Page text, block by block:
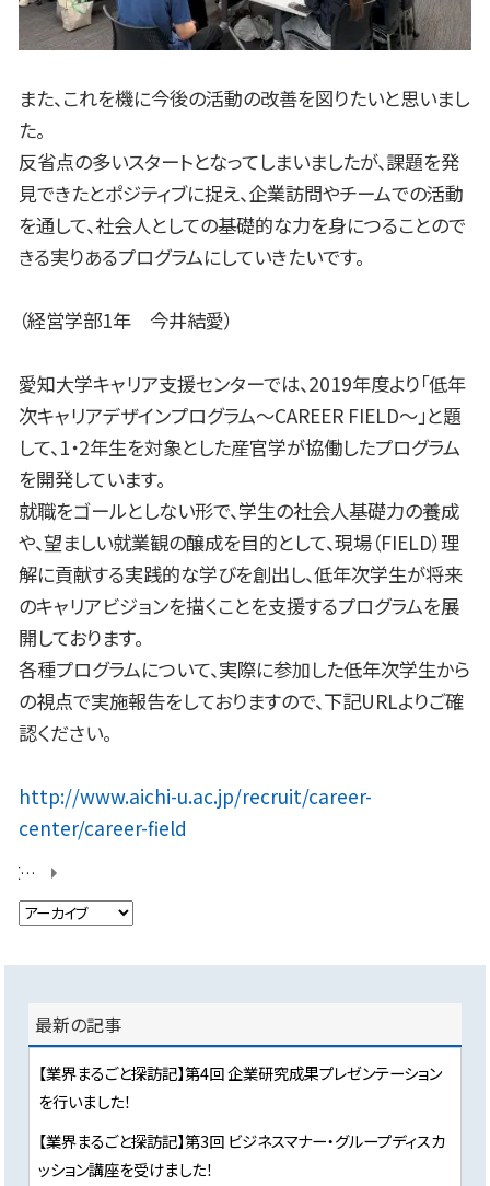
また、これを機に今後の活動の改善を図りたいと思いまし
た。
反省点の多いスタートとなってしまいましたが、課題を発
見できたとポジティブに捉え、企業訪問やチームでの活動
を通して、社会人としての基礎的な力を身につることので
きる実りあるプログラムにしていきたいです。
（経営学部1年 今井結愛）
愛知大学キャリア支援センターでは、2019年度より「低年
次キャリアデザインプログラム～CAREER FIELD～」と題
して、1・2年生を対象とした産官学が協働したプログラム
を開発しています。
就職をゴールとしない形で、学生の社会人基礎力の養成
や、望ましい就業観の醸成を目的として、現場（FIELD）理
解に貢献する実践的な学びを創出し、低年次学生が将来
のキャリアビジョンを描くことを支援するプログラムを展
開しております。
各種プログラムについて、実際に参加した低年次学生から
の視点で実施報告をしておりますので、下記URLよりご確
認ください。
http://www.aichi-u.ac.jp/recruit/career-
center/career-field
【業界まるごと探訪記】第２回 取材考察ワーク・WEB原稿講座・クイズ大会を行いました！
最新の記事
【業界まるごと探訪記】第4回 企業研究成果プレゼンテーション
を行いました！
【業界まるごと探訪記】第3回 ビジネスマナー・グループディスカ
ッション講座を受けました！